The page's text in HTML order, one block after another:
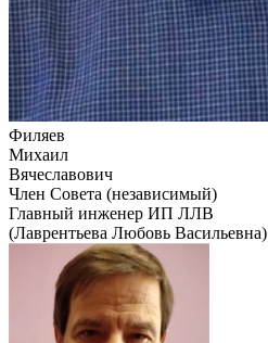
Филяев
Михаил
Вячеславович
Член Совета (независимый)
Главный инженер ИП ЛЛВ
(Лаврентьева Любовь Васильевна)